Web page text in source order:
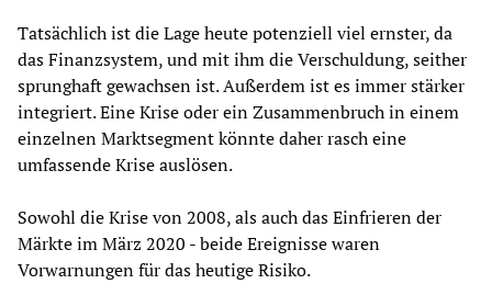
Tatsächlich ist die Lage heute potenziell viel ernster, da
das Finanzsystem, und mit ihm die Verschuldung, seither
sprunghaft gewachsen ist. Außerdem ist es immer stärker
integriert. Eine Krise oder ein Zusammenbruch in einem
einzelnen Marktsegment könnte daher rasch eine
umfassende Krise auslösen.
Sowohl die Krise von 2008, als auch das Einfrieren der
Märkte im März 2020 - beide Ereignisse waren
Vorwarnungen für das heutige Risiko.